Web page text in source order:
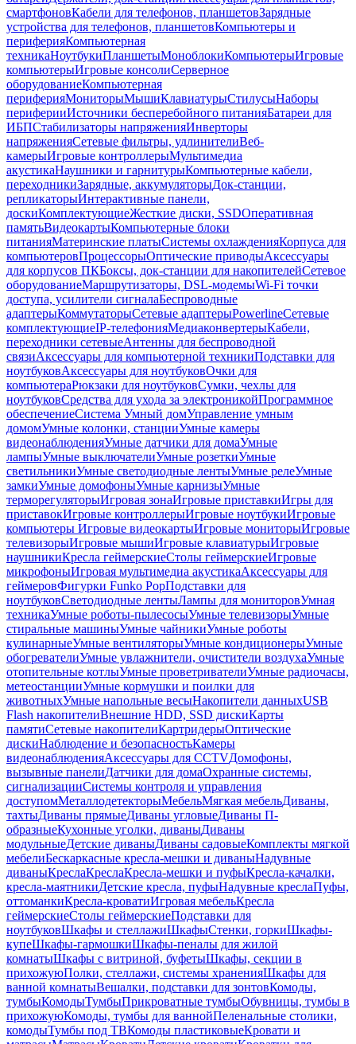
смартфоновКабели для телефонов, планшетовЗарядные
устройства для телефонов, планшетовКомпьютеры и
периферияКомпьютерная
техникаНоутбукиПланшетыМоноблокиКомпьютерыИгровые
компьютерыИгровые консолиСерверное
оборудованиеКомпьютерная
периферияМониторыМышиКлавиатурыСтилусыНаборы
периферииИсточники бесперебойного питанияБатареи для
ИБПСтабилизаторы напряженияИнверторы
напряженияСетевые фильтры, удлинителиВеб-
камерыИгровые контроллерыМультимедиа
акустикаНаушники и гарнитурыКомпьютерные кабели,
переходникиЗарядные, аккумуляторыДок-станции,
репликаторыИнтерактивные панели,
доскиКомплектующиеЖесткие диски, SSDОперативная
памятьВидеокартыКомпьютерные блоки
питанияМатеринские платыСистемы охлажденияКорпуса для
компьютеровПроцессорыОптические приводыАксессуары
для корпусов ПКБоксы, док-станции для накопителейСетевое
оборудованиеМаршрутизаторы, DSL-модемыWi-Fi точки
доступа, усилители сигналаБеспроводные
адаптерыКоммутаторыСетевые адаптерыPowerlineСетевые
комплектующиеIP-телефонияМедиаконвертерыКабели,
переходники сетевыеАнтенны для беспроводной
связиАксессуары для компьютерной техникиПодставки для
ноутбуковАксессуары для ноутбуковОчки для
компьютераРюкзаки для ноутбуковСумки, чехлы для
ноутбуковСредства для ухода за электроникойПрограммное
обеспечениеСистема Умный домУправление умным
домомУмные колонки, станцииУмные камеры
видеонаблюденияУмные датчики для домаУмные
лампыУмные выключателиУмные розеткиУмные
светильникиУмные светодиодные лентыУмные релеУмные
замкиУмные домофоныУмные карнизыУмные
терморегуляторыИгровая зонаИгровые приставкиИгры для
приставокИгровые контроллерыИгровые ноутбукиИгровые
компьютеры Игровые видеокартыИгровые мониторыИгровые
телевизорыИгровые мышиИгровые клавиатурыИгровые
наушникиКресла геймерскиеСтолы геймерскиеИгровые
микрофоныИгровая мультимедиа акустикаАксессуары для
геймеровФигурки Funko PopПодставки для
ноутбуковСветодиодные лентыЛампы для мониторовУмная
техникаУмные роботы-пылесосыУмные телевизорыУмные
стиральные машиныУмные чайникиУмные роботы
кулинарныеУмные вентиляторыУмные кондиционерыУмные
обогревателиУмные увлажнители, очистители воздухаУмные
отопительные котлыУмные проветривателиУмные радиочасы,
метеостанцииУмные кормушки и поилки для
животныхУмные напольные весыНакопители данныхUSB
Flash накопителиВнешние HDD, SSD дискиКарты
памятиСетевые накопителиКартридерыОптические
дискиНаблюдение и безопасностьКамеры
видеонаблюденияАксессуары для CCTVДомофоны,
вызывные панелиДатчики для домаОхранные системы,
сигнализацииСистемы контроля и управления
доступомМеталлодетекторыМебельМягкая мебельДиваны,
тахтыДиваны прямыеДиваны угловыеДиваны П-
образныеКухонные уголки, диваныДиваны
модульныеДетские диваныДиваны садовыеКомплекты мягкой
мебелиБескаркасные кресла-мешки и диваныНадувные
диваныКреслаКреслаКресла-мешки и пуфыКресла-качалки,
кресла-маятникиДетские кресла, пуфыНадувные креслаПуфы,
оттоманкиКресла-кроватиИгровая мебельКресла
геймерскиеСтолы геймерскиеПодставки для
ноутбуковШкафы и стеллажиШкафыСтенки, горкиШкафы-
купеШкафы-гармошкиШкафы-пеналы для жилой
комнатыШкафы с витриной, буфетыШкафы, секции в
прихожуюПолки, стеллажи, системы храненияШкафы для
ванной комнатыВешалки, подставки для зонтовКомоды,
тумбыКомодыТумбыПрикроватные тумбыОбувницы, тумбы в
прихожуюКомоды, тумбы для ваннойПеленальные столики,
комодыТумбы под ТВКомоды пластиковыеКровати и